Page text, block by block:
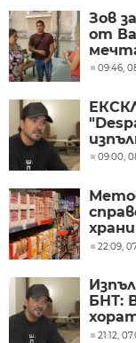
Зов
от
09:46,
09:00,
22:09,
БНТ:
песни
21:12,